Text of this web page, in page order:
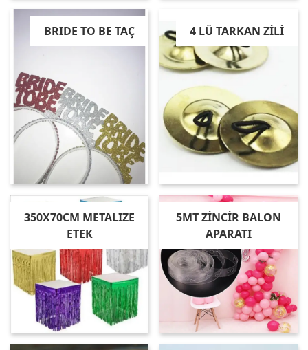
BRIDE TO BE TAÇ 4 LÜ TARKAN ZİLİ
350X70CM METALIZE
ETEK
5MT ZİNCİR BALON
APARATI